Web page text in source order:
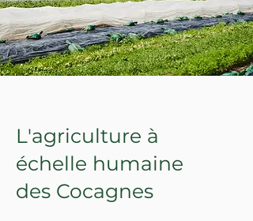
L'agriculture à
échelle humaine
des Cocagnes